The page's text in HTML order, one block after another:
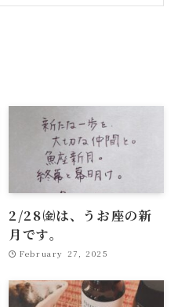
2/28㈮は、うお座の新
月です。
February 27, 2025